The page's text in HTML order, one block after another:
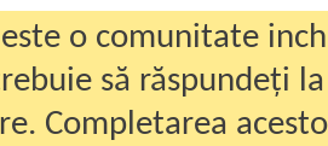
este o comunitate
să răspundeți
Completarea